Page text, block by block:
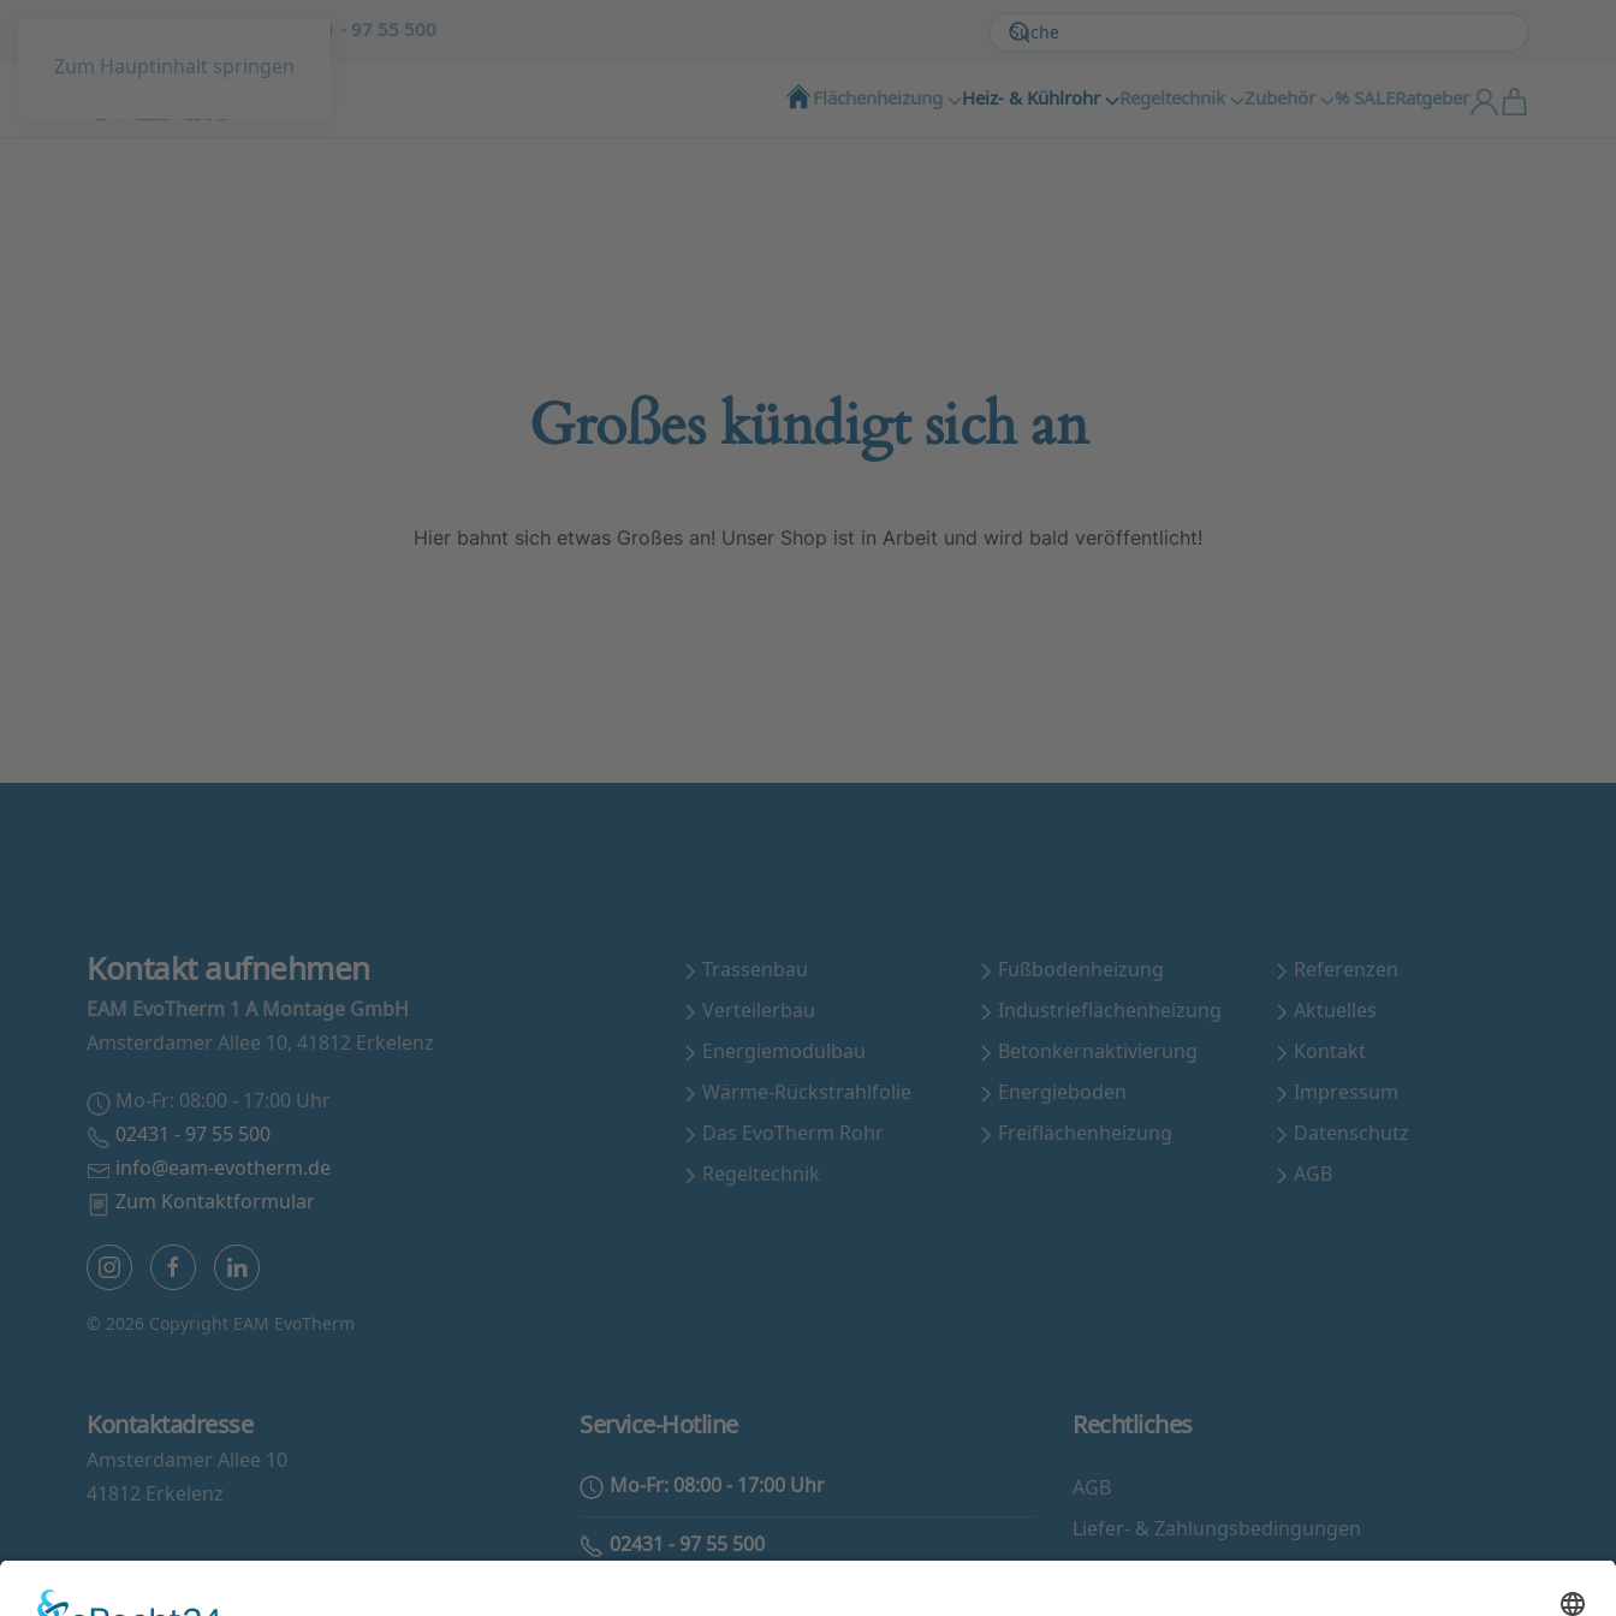
Zum Hauptinhalt springen
02431 - 97 55 500
Flächenheizung Heiz- & Kühlrohr Regeltechnik Zubehör % SALERatgeber
Großes kündigt sich an
Hier bahnt sich etwas Großes an! Unser Shop ist in Arbeit und wird bald veröffentlicht!
Kontakt aufnehmen
EAM EvoTherm 1 A Montage GmbH
Amsterdamer Allee 10, 41812 Erkelenz
Mo-Fr: 08:00 - 17:00 Uhr
02431 - 97 55 500
info@eam-evotherm.de
Zum Kontaktformular
© 2026 Copyright EAM EvoTherm
Trassenbau
Verteilerbau
Energiemodulbau
Wärme-Rückstrahlfolie
Das EvoTherm Rohr
Regeltechnik
Fußbodenheizung
Industrieflächenheizung
Betonkernaktivierung
Energieboden
Freiflächenheizung
Referenzen
Aktuelles
Kontakt
Impressum
Datenschutz
AGB
Kontaktadresse
Amsterdamer Allee 10
41812 Erkelenz
Service-Hotline
Mo-Fr: 08:00 - 17:00 Uhr
02431 - 97 55 500
Rechtliches
AGB
Liefer- & Zahlungsbedingungen